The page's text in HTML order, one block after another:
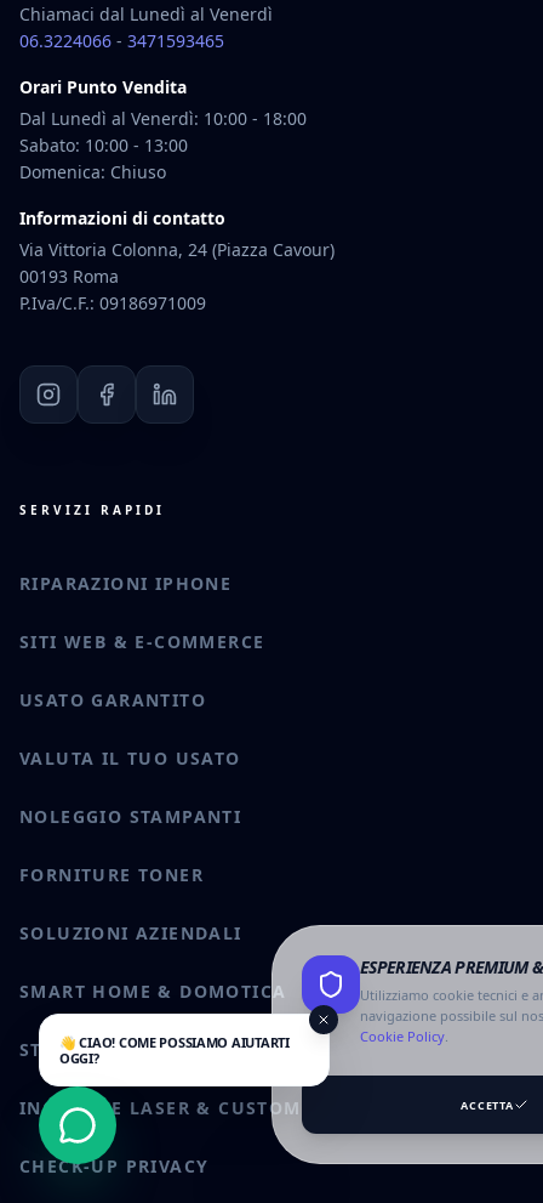
Chiamaci dal Lunedì al Venerdì
06.3224066 - 3471593465
Orari Punto Vendita
Dal Lunedì al Venerdì: 10:00 - 18:00
Sabato: 10:00 - 13:00
Domenica: Chiuso
Informazioni di contatto
Via Vittoria Colonna, 24 (Piazza Cavour)
00193 Roma
P.Iva/C.F.: 09186971009
SERVIZI RAPIDI
RIPARAZIONI IPHONE
SITI WEB & E-COMMERCE
USATO GARANTITO
VALUTA IL TUO USATO
NOLEGGIO STAMPANTI
FORNITURE TONER
SOLUZIONI AZIENDALI
SMART HOME & DOMOTICA
STAMPA 3D & PROTOTIPAZIONE
INCISIONE LASER & CUSTOM
CHECK-UP PRIVACY
👋 CIAO! COME POSSIAMO AIUTARTI
OGGI?
CHATTA CON NOI
ESPERIENZA PREMIUM
Utilizziamo cookie tecnici e
navigazione possibile sul
Cookie Policy.
ACCETTA